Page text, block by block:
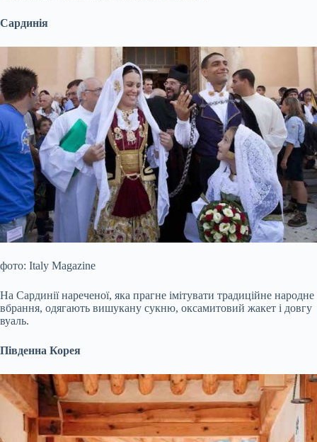
Сардинія
фото: Italy Magazine
На Сардинії нареченої, яка прагне імітувати традиційне народне
вбрання, одягають вишукану сукню, оксамитовий жакет і довгу
вуаль.
Південна Корея